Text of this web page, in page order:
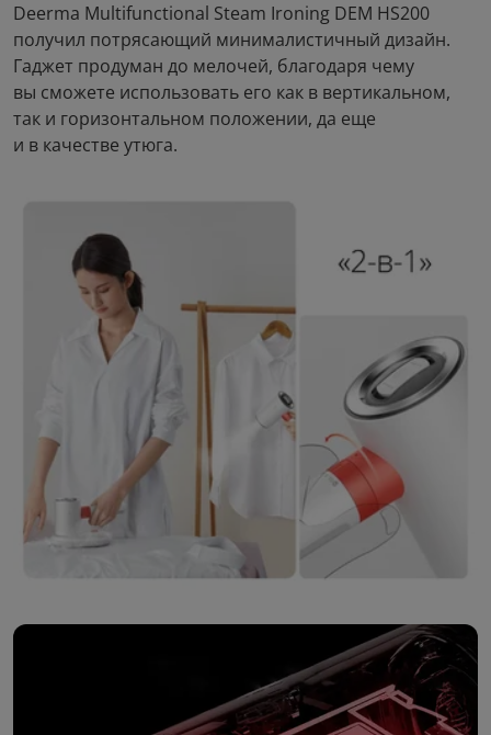
Deerma Multifunctional Steam Ironing DEM HS200
получил потрясающий минималистичный дизайн.
Гаджет продуман до мелочей, благодаря чему
вы сможете использовать его как в вертикальном,
так и горизонтальном положении, да еще
и в качестве утюга.